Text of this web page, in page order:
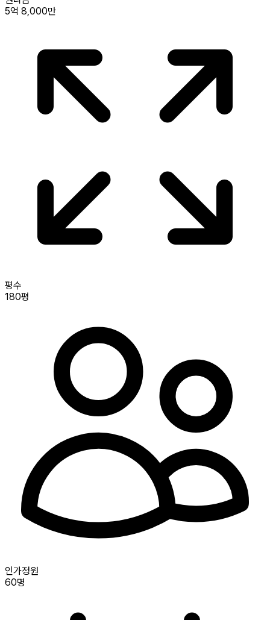
5억 8,000만
평수
180평
인가정원
60명